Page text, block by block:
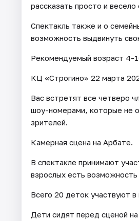
рассказать просто и
Спектакль также и о
возможность выдвинуть
Рекомендуемый возраст 4-
КЦ «Строгино» 22 марта
Вас встретят все четверо
шоу-номерами, которые не
зрителей.
Камерная сцена на Арбате.
В спектакле принимают
взрослых есть возможность
Всего 20 деток участвуют
Дети сидят перед сценой